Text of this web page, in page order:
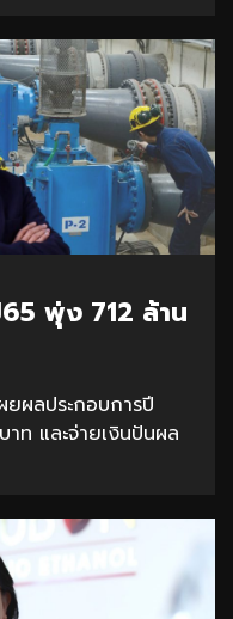
พุ่ง 712 ล้าน
ยผลประกอบการปี
ท และจ่ายเงินปันผล